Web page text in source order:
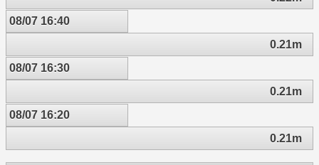
08/07 16:40
0.21m
08/07 16:30
0.21m
08/07 16:20
0.21m